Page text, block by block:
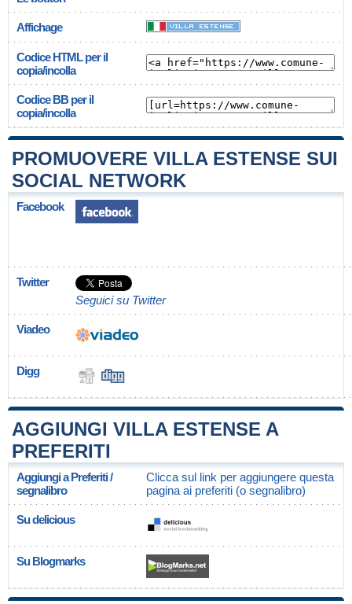
Affichage
Codice HTML per il
copia/incolla
Codice BB per il
copia/incolla
PROMUOVERE VILLA ESTENSE SUI
SOCIAL NETWORK
Facebook
Twitter
Seguici su Twitter
Viadeo
Digg
AGGIUNGI VILLA ESTENSE A
PREFERITI
Aggiungi a Preferiti /
segnalibro
Clicca sul link per aggiungere questa
pagina ai preferiti (o segnalibro)
Su delicious
Su Blogmarks